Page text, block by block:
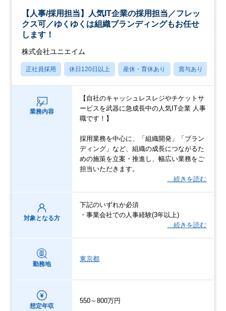
【人事/採用担当】人気IT企業の採用担当／フレッ
クス可／ゆくゆくは組織ブランディングもお任せ
します！
株式会社ユニエイム
正社員採用 休日120日以上 産休・育休あり 賞与あり
業務内容
【自社のキャッシュレスレジやチケットサ
ービスを武器に急成長中の人気IT企業 人事
職です！】
採用業務を中心に、「組織開発」「ブラン
ディング」など、組織の成長につながるた
めの施策を立案・推進し、幅広い業務をご
担当いただきます。
…続きを読む
対象となる方
下記のいずれか必須
・事業会社での人事経験(3年以上)
…続きを読む
勤務地
東京都
想定年収
550～800万円